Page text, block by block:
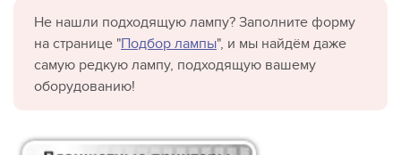
Не нашли подходящую лампу? Заполните форму
на странице "Подбор лампы", и мы найдём даже
самую редкую лампу, подходящую вашему
оборудованию!